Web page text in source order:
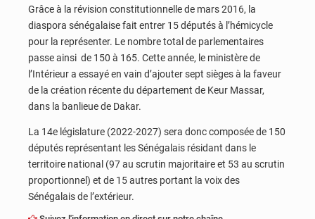
Grâce à la révision constitutionnelle de mars 2016, la
diaspora sénégalaise fait entrer 15 députés à l’hémicycle
pour la représenter. Le nombre total de parlementaires
passe ainsi de 150 à 165. Cette année, le ministère de
l’Intérieur a essayé en vain d’ajouter sept sièges à la faveur
de la création récente du département de Keur Massar,
dans la banlieue de Dakar.
La 14e législature (2022-2027) sera donc composée de 150
députés représentant les Sénégalais résidant dans le
territoire national (97 au scrutin majoritaire et 53 au scrutin
proportionnel) et de 15 autres portant la voix des
Sénégalais de l’extérieur.